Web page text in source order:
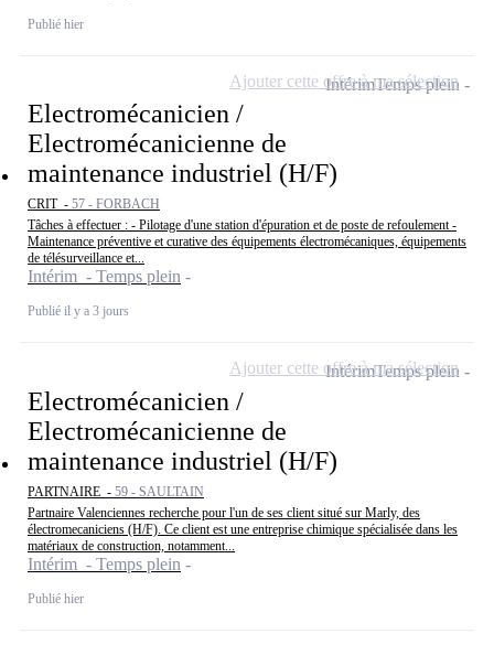
Publié hier
Electromécanicien /
Electromécanicienne de
maintenance industriel (H/F)
CRIT - 57 - FORBACH
Tâches à effectuer : - Pilotage d'une station d'épuration et de poste de refoulement -
Maintenance préventive et curative des équipements électromécaniques, équipements
de télésurveillance et...
Intérim - Temps plein
Publié il y a 3 jours
IntérimTemps plein
Ajouter cette offre à ma sélection
Electromécanicien /
Electromécanicienne de
maintenance industriel (H/F)
PARTNAIRE - 59 - SAULTAIN
Partnaire Valenciennes recherche pour l'un de ses client situé sur Marly, des
électromecaniciens (H/F). Ce client est une entreprise chimique spécialisée dans les
matériaux de construction, notamment...
Intérim - Temps plein
Publié hier
IntérimTemps plein
Ajouter cette offre à ma sélection